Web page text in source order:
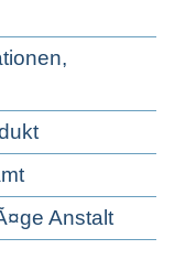
Anstalt